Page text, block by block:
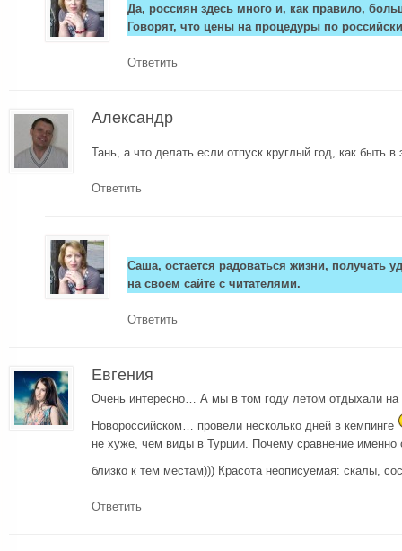
Да, россиян здесь много и, как правило,
Говорят, что цены на процедуры по
Ответить
Александр
Тань, а что делать если отпуск круглый год, как быть в
Ответить
Саша, остается радоваться жизни, получать
на своем сайте с читателями.
Ответить
Евгения
Очень интересно… А мы в том году летом отдыхали
Новороссийском… провели несколько дней в кемпинге
не хуже, чем виды в Турции. Почему сравнение именно
близко к тем местам))) Красота неописуемая: скалы,
Ответить